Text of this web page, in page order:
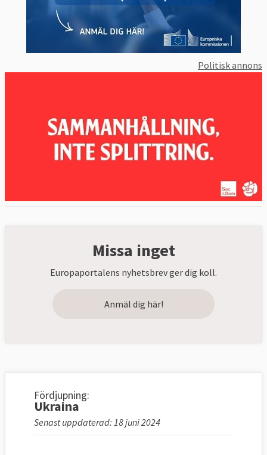
Politisk annons
Missa inget
Europaportalens nyhetsbrev ger dig koll.
Anmäl dig här!
Fördjupning:
Ukraina
Senast uppdaterad: 18 juni 2024